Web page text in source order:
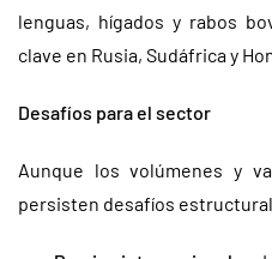
lenguas, hígados y rabos
clave en Rusia, Sudáfrica y
Desafíos para el sector
Aunque los volúmenes y
persisten desafíos